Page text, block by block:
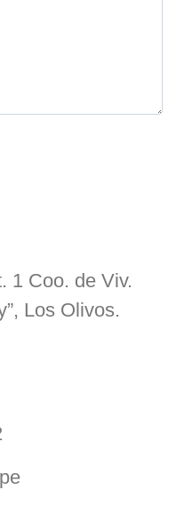
1 Coo. de Viv.
Los Olivos.